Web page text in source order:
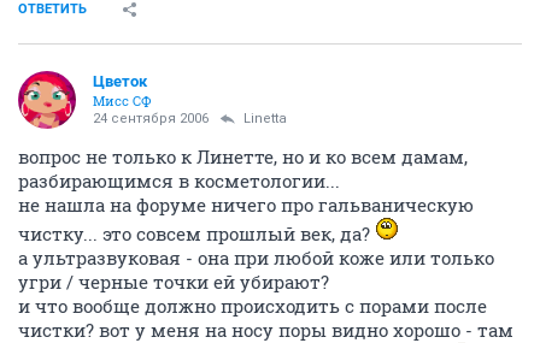
ОТВЕТИТЬ
Цветок
Мисс СФ
24 сентября 2006 Linetta
вопрос не только к Линетте, но и ко всем дамам,
разбирающимся в косметологии...
не нашла на форуме ничего про гальваническую
чистку... это совсем прошлый век, да?
а ультразвуковая - она при любой коже или только
угри / черные точки ей убирают?
и что вообще должно происходить с порами после
чистки? вот у меня на носу поры видно хорошо - там